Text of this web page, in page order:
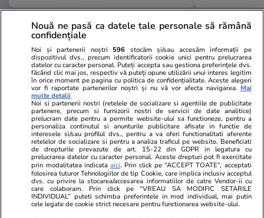
ULTIMELE ȘTIRI
Știri Externe 20:40
Granița Germaniei cu Elveția s-a mutat cu 8,2
metri și o mică insulă a ajuns acum pe pământ
german
Infrastructura 20:23
Centura Brănești a fost deschisă traficului:
Legătură directă între DN3 și Autostrada A2
Nouă ne pasă ca datele tale personale să rămână
confidențiale
Noi și partenerii noștri 596 stocăm și/sau accesăm informații pe
dispozitivul dvs., precum identificatorii cookie unici pentru prelucrarea
datelor cu caracter personal. Puteți accepta sau gestiona preferințele dvs.
făcând clic mai jos, respectiv vă puteți opune utilizării unui interes legitim
în orice moment pe pagina cu politica de confidențialitate. Aceste alegeri
vor fi raportate partenerilor noștri și nu vă vor afecta navigarea. Mai
multe detalii
Noi si partenerii nostri (retelele de socializare si agentiile de publicitate
partenere, precum si furnizorii nostri de servicii de date analitice)
prelucram date pentru a permite website-ului sa functioneze, pentru a
personaliza continutul si anunturile publicitare afisate in functie de
interesele si/sau profilul dvs., pentru a va oferi functionalitati aferente
retelelor de socializare si pentru a analiza traficul pe website. Beneficiati
de drepturile prevazute de art. 15-22 din GDPR in legatura cu
prelucrarea datelor cu caracter personal. Aceste drepturi pot fi exercitate
prin modalitatea indicataaici. Prin click pe “ACCEPT TOATE”, acceptati
folosirea tuturor Tehnologiilor de tip Cookie, care implica inclusiv acceptul
dvs. cu privire la stocarea/accesarea informatiilor de catre Vendor-ii cu
care colaboram. Prin click pe “VREAU SA MODIFIC SETARILE
INDIVIDUAL” puteti schimba preferintele in mod individual, mai putin
cele legate de cookie strict necesare pentru functionarea website-ului.